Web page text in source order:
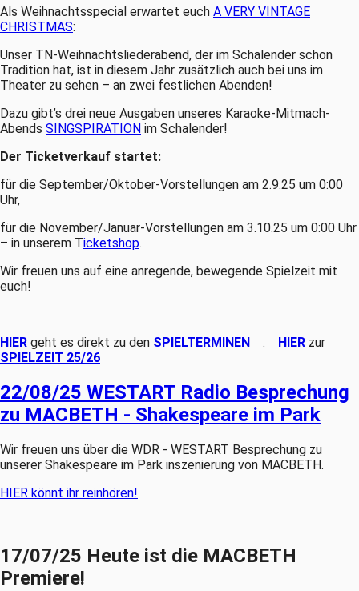
Als Weihnachtsspecial erwartet euch A VERY VINTAGE
CHRISTMAS:
Unser TN-Weihnachtsliederabend, der im Schalender schon
Tradition hat, ist in diesem Jahr zusätzlich auch bei uns im
Theater zu sehen – an zwei festlichen Abenden!
Dazu gibt’s drei neue Ausgaben unseres Karaoke-Mitmach-
Abends SINGSPIRATION im Schalender!
Der Ticketverkauf startet:
für die September/Oktober-Vorstellungen am 2.9.25 um 0:00
Uhr,
für die November/Januar-Vorstellungen am 3.10.25 um 0:00 Uhr
– in unserem Ticketshop.
Wir freuen uns auf eine anregende, bewegende Spielzeit mit
euch!
HIER geht es direkt zu den SPIELTERMINEN . HIER zur
SPIELZEIT 25/26
22/08/25 WESTART Radio Besprechung
zu MACBETH - Shakespeare im Park
Wir freuen uns über die WDR - WESTART Besprechung zu
unserer Shakespeare im Park inszenierung von MACBETH.
HIER könnt ihr reinhören!
17/07/25 Heute ist die MACBETH
Premiere!